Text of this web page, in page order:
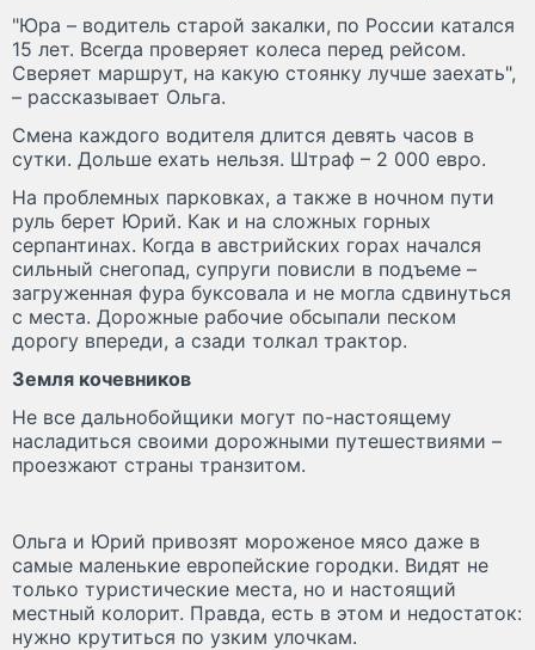
"Юра – водитель старой закалки, по России катался
15 лет. Всегда проверяет колеса перед рейсом.
Сверяет маршрут, на какую стоянку лучше заехать",
– рассказывает Ольга.
Смена каждого водителя длится девять часов в
сутки. Дольше ехать нельзя. Штраф – 2 000 евро.
На проблемных парковках, а также в ночном пути
руль берет Юрий. Как и на сложных горных
серпантинах. Когда в австрийских горах начался
сильный снегопад, супруги повисли в подъеме –
загруженная фура буксовала и не могла сдвинуться
с места. Дорожные рабочие обсыпали песком
дорогу впереди, а сзади толкал трактор.
Земля кочевников
Не все дальнобойщики могут по-настоящему
насладиться своими дорожными путешествиями –
проезжают страны транзитом.
Ольга и Юрий привозят мороженое мясо даже в
самые маленькие европейские городки. Видят не
только туристические места, но и настоящий
местный колорит. Правда, есть в этом и недостаток:
нужно крутиться по узким улочкам.